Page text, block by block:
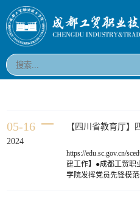
05-16
2024
https://edu.sc.gov.cn/
建工作】●成都工贸职
学院发挥党员先锋模